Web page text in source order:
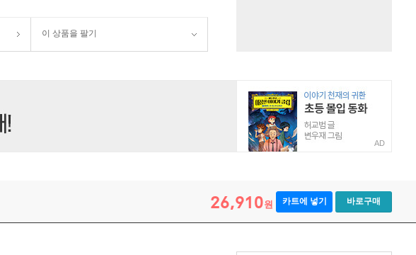
이 상품을 팔기
AD
26,910원 카트에 넣기 바로구매